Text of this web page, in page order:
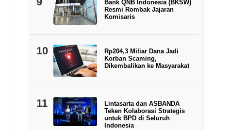
Bank QNB Indonesia (BKSW)
Resmi Rombak Jajaran
Komisaris
10
Rp204,3 Miliar Dana Jadi
Korban Scaming,
Dikembalikan ke Masyarakat
11
Lintasarta dan ASBANDA
Teken Kolaborasi Strategis
untuk BPD di Seluruh
Indonesia